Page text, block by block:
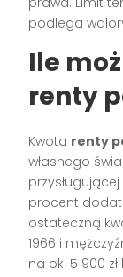
podlega
Ile
renty
Kwota renty
własnego
procent
ostateczną
1966 i
na ok. 5 900